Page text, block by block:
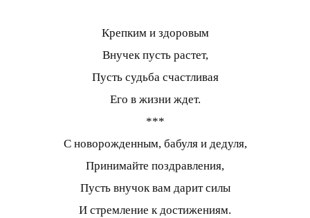
Крепким и здоровым
Внучек пусть растет,
Пусть судьба счастливая
Его в жизни ждет.
***
С новорожденным, бабуля и дедуля,
Принимайте поздравления,
Пусть внучок вам дарит силы
И стремление к достижениям.